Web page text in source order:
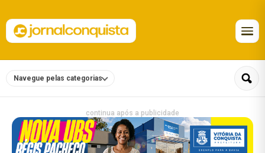
Navegue pelas categorias
continua após a publicidade